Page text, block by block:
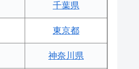
千葉県
東京都
神奈川県